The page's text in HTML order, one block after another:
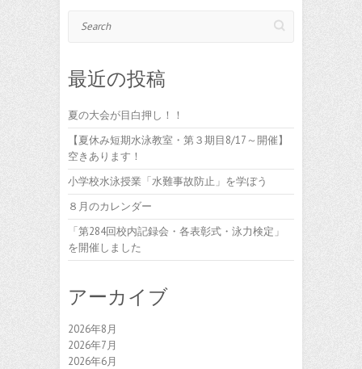
最近の投稿
夏の大会が目白押し！！
【夏休み短期水泳教室・第３期目8/17～開催】
空きあります！
小学校水泳授業「水難事故防止」を学ぼう
８月のカレンダー
「第284回校内記録会・各表彰式・泳力検定」
を開催しました
アーカイブ
2026年8月
2026年7月
2026年6月